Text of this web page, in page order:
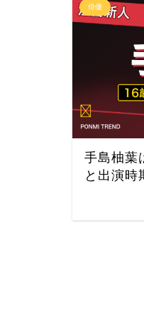
俳優
手島柚葉
と出演時